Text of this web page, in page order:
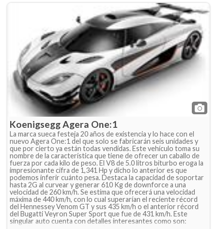
Koenigsegg Agera One:1
La marca sueca festeja 20 años de existencia y lo hace con el
nuevo Agera One:1 del que solo se fabricarán seis unidades y
que por cierto ya están todas vendidas. Este vehículo toma su
nombre de la característica que tiene de ofrecer un caballo de
fuerza por cada kilo de peso. El V8 de 5.0 litros biturbo eroga la
impresionante cifra de 1,341 Hp y dicho lo anterior es que
podemos inferir cuánto pesa. Destaca la capacidad de soportar
hasta 2G al curvear y generar 610 Kg de downforce a una
velocidad de 260 km/h. Se estima que ofrecerá una velocidad
máxima de 440 km/h, con lo cual superarían el reciente récord
del Hennessey Venom GT y sus 435 km/h o el anterior récord
del Bugatti Veyron Super Sport que fue de 431 km/h. Este
singular auto cuenta con detalles interesantes como son: